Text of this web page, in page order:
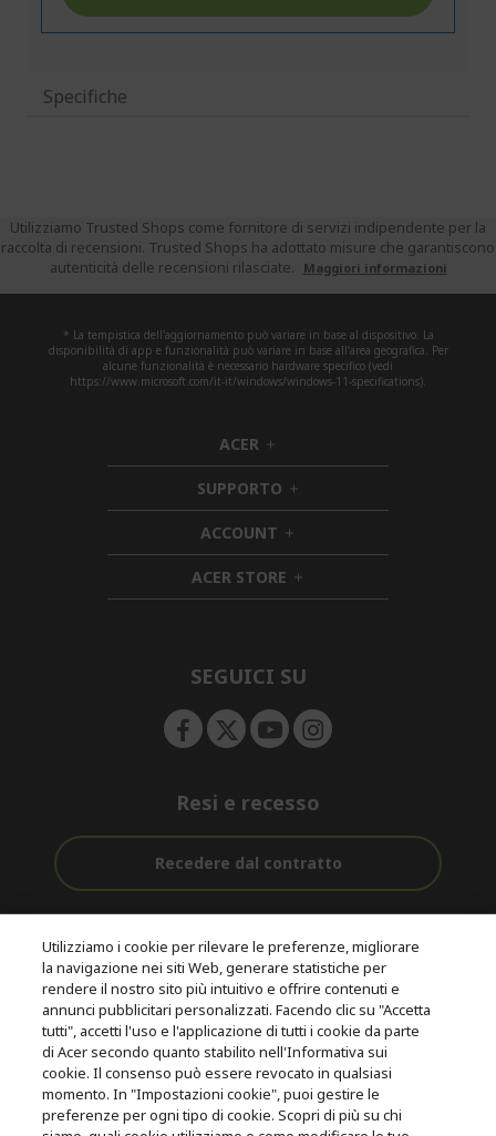
Specifiche
Utilizziamo Trusted Shops come fornitore di servizi indipendente per la
raccolta di recensioni. Trusted Shops ha adottato misure che garantiscono
autenticità delle recensioni rilasciate.
Maggiori informazioni
* La tempistica dell'aggiornamento può variare in base al dispositivo. La
disponibilità di app e funzionalità può variare in base all'area geografica. Per
alcune funzionalità è necessario hardware specifico (vedi
https://www.microsoft.com/it-it/windows/windows-11-specifications).
ACER h
i
d
d
e
n
SUPPORTO h
i
d
d
e
n
ACCOUNT h
i
d
d
ACER STORE h
i
e
SEGUICI SU
Resi e recesso
Recedere dal contratto
Gratuita
Assistenza
pre e post
acquisto
Con 0% Di
Tasso
D'interesse
© 2026 Acer Inc.
CPYou B.V. è il rivenditore autorizzato dei prodotti Acer venduti in
questo negozio online.
Utilizziamo i cookie per rilevare le preferenze, migliorare
la navigazione nei siti Web, generare statistiche per
rendere il nostro sito più intuitivo e offrire contenuti e
annunci pubblicitari personalizzati. Facendo clic su "Accetta
tutti", accetti l'uso e l'applicazione di tutti i cookie da parte
di Acer secondo quanto stabilito nell'Informativa sui
cookie. Il consenso può essere revocato in qualsiasi
momento. In "Impostazioni cookie", puoi gestire le
preferenze per ogni tipo di cookie. Scopri di più su chi